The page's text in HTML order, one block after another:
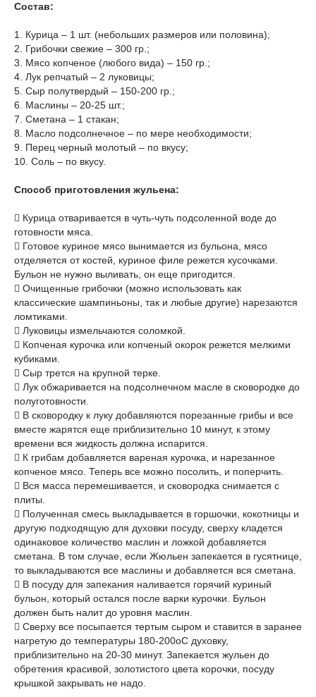
Состав:
1. Курица – 1 шт. (небольших размеров или половина);
2. Грибочки свежие – 300 гр.;
3. Мясо копченое (любого вида) – 150 гр.;
4. Лук репчатый – 2 луковицы;
5. Сыр полутвердый – 150-200 гр.;
6. Маслины – 20-25 шт.;
7. Сметана – 1 стакан;
8. Масло подсолнечное – по мере необходимости;
9. Перец черный молотый – по вкусу;
10. Соль – по вкусу.
Способ приготовления жульена:
 Курица отваривается в чуть-чуть подсоленной воде до
готовности мяса.
 Готовое куриное мясо вынимается из бульона, мясо
отделяется от костей, куриное филе режется кусочками.
Бульон не нужно выливать, он еще пригодится.
 Очищенные грибочки (можно использовать как
классические шампиньоны, так и любые другие) нарезаются
ломтиками.
 Луковицы измельчаются соломкой.
 Копченая курочка или копченый окорок режется мелкими
кубиками.
 Сыр трется на крупной терке.
 Лук обжаривается на подсолнечном масле в сковородке до
полуготовности.
 В сковородку к луку добавляются порезанные грибы и все
вместе жарятся еще приблизительно 10 минут, к этому
времени вся жидкость должна испарится.
 К грибам добавляется вареная курочка, и нарезанное
копченое мясо. Теперь все можно посолить, и поперчить.
 Вся масса перемешивается, и сковородка снимается с
плиты.
 Полученная смесь выкладывается в горшочки, кокотницы и
другую подходящую для духовки посуду, сверху кладется
одинаковое количество маслин и ложкой добавляется
сметана. В том случае, если Жюльен запекается в гусятнице,
то выкладываются все маслины и добавляется вся сметана.
 В посуду для запекания наливается горячий куриный
бульон, который остался после варки курочки. Бульон
должен быть налит до уровня маслин.
 Сверху все посыпается тертым сыром и ставится в заранее
нагретую до температуры 180-200оС духовку,
приблизительно на 20-30 минут. Запекается жульен до
обретения красивой, золотистого цвета корочки, посуду
крышкой закрывать не надо.